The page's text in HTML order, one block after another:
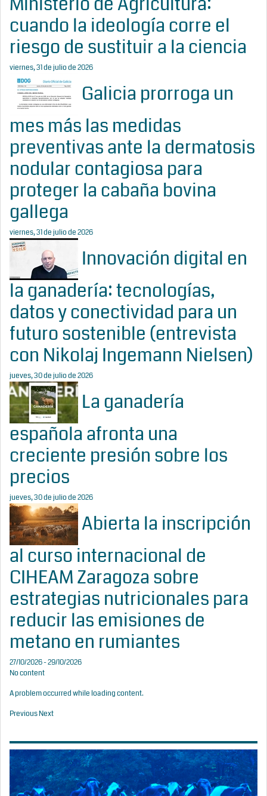
cuando la ideología corre el
riesgo de sustituir a la ciencia
viernes, 31 de julio de 2026
Galicia prorroga un
mes más las medidas
preventivas ante la dermatosis
nodular contagiosa para
proteger la cabaña bovina
gallega
viernes, 31 de julio de 2026
Innovación digital en
la ganadería: tecnologías,
datos y conectividad para un
futuro sostenible (entrevista
con Nikolaj Ingemann Nielsen)
jueves, 30 de julio de 2026
La ganadería
española afronta una
creciente presión sobre los
precios
jueves, 30 de julio de 2026
Abierta la inscripción
al curso internacional de
CIHEAM Zaragoza sobre
estrategias nutricionales para
reducir las emisiones de
metano en rumiantes
27/10/2026 - 29/10/2026
No content
A problem occurred while loading content.
PreviousNext